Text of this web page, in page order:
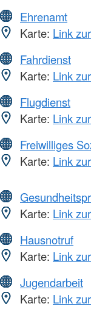
Ehrenamt
Karte: Link
Fahrdienst
Karte: Link
Flugdienst
Karte: Link
Freiwilliges
Karte: Link
Karte: Link
Hausnotruf
Karte: Link
Jugendarbeit
Karte: Link